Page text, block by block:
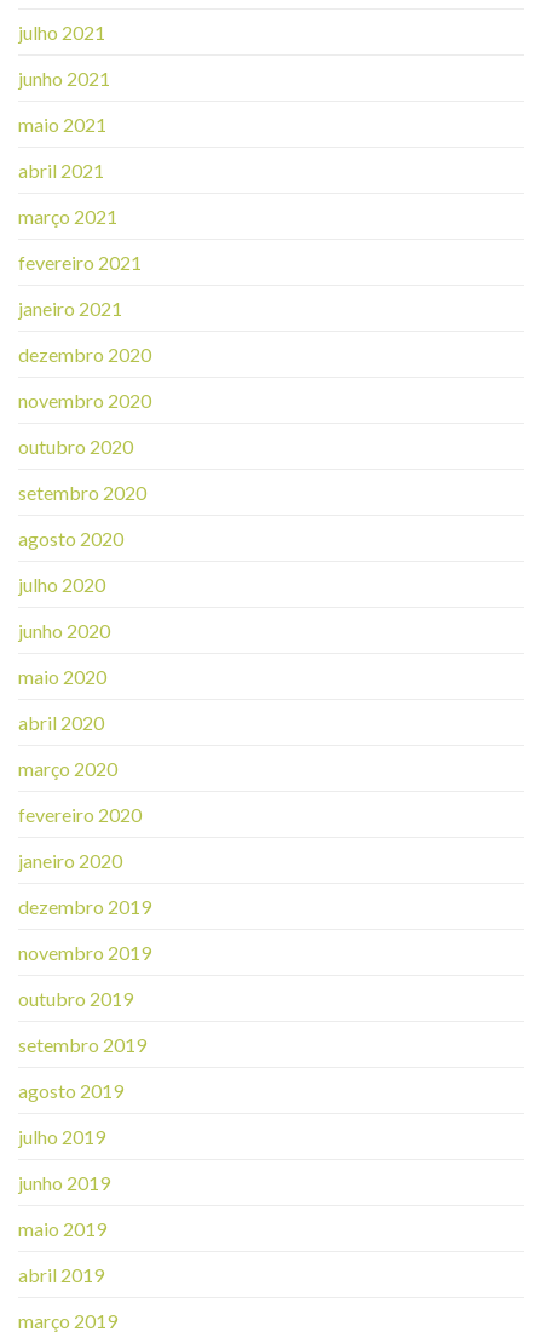
julho 2021
junho 2021
maio 2021
abril 2021
março 2021
fevereiro 2021
janeiro 2021
dezembro 2020
novembro 2020
outubro 2020
setembro 2020
agosto 2020
julho 2020
junho 2020
maio 2020
abril 2020
março 2020
fevereiro 2020
janeiro 2020
dezembro 2019
novembro 2019
outubro 2019
setembro 2019
agosto 2019
julho 2019
junho 2019
maio 2019
abril 2019
março 2019